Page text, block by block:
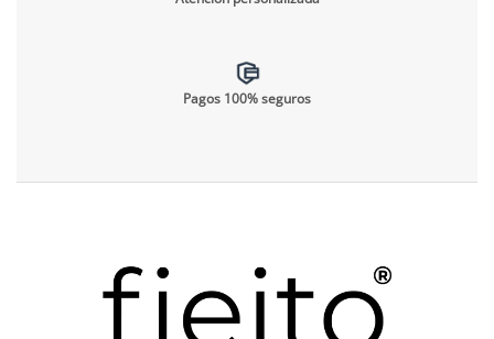
Pagos 100% seguros